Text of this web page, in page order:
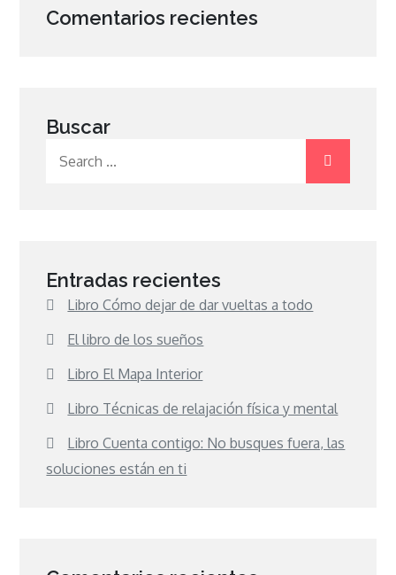
Comentarios recientes
Buscar
Entradas recientes
Libro Cómo dejar de dar vueltas a todo
El libro de los sueños
Libro El Mapa Interior
Libro Técnicas de relajación física y mental
Libro Cuenta contigo: No busques fuera, las
soluciones están en ti